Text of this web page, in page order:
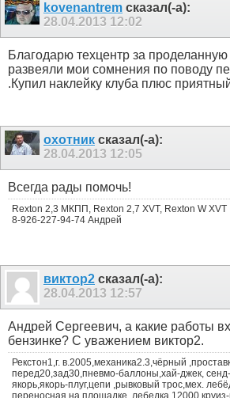
kovenantrem сказал(-а):
28.04.2013 12:02
Благодарю техцентр за проделанную
развеяли мои сомнения по поводу
.Купил наклейку клуба плюс
охотник сказал(-а):
28.04.2013 12:05
Всегда рады помочь!
Rexton 2,3 МКПП, Rexton 2,7 XVT, Rexton W XVT
8-926-227-94-74 Андрей
виктор2 сказал(-а):
28.04.2013 12:57
Андрей Сергеевич, а какие работы
бензинке? С уважением виктор2.
Рекстон1,г. в.2005,механика2.3,чёрный
перед20,зад30,пневмо-баллоны,хай-джек, сенд-
якорь,якорь-плуг,цепи ,рывковый трос,мех.
переносная,на площадке, лебедка 12000,круиз-